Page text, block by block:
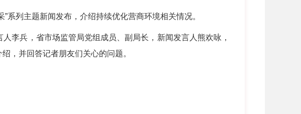
列主题新闻发布，介绍持续优化营商环境相关情况。
兵，省市场监管局党组成员、副局长，新闻发言人熊欢咏，
，并回答记者朋友们关心的问题。